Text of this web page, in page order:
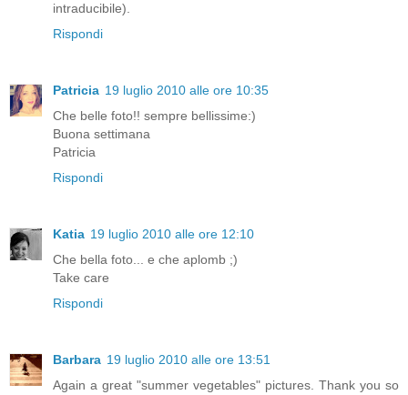
intraducibile).
Rispondi
Patricia 19 luglio 2010 alle ore 10:35
Che belle foto!! sempre bellissime:)
Buona settimana
Patricia
Rispondi
Katia 19 luglio 2010 alle ore 12:10
Che bella foto... e che aplomb ;)
Take care
Rispondi
Barbara 19 luglio 2010 alle ore 13:51
Again a great "summer vegetables" pictures. Thank you so